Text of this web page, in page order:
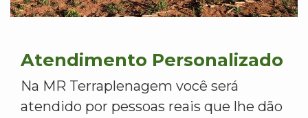
Atendimento Personalizado
Na MR Terraplenagem você será
atendido por pessoas reais que lhe dão